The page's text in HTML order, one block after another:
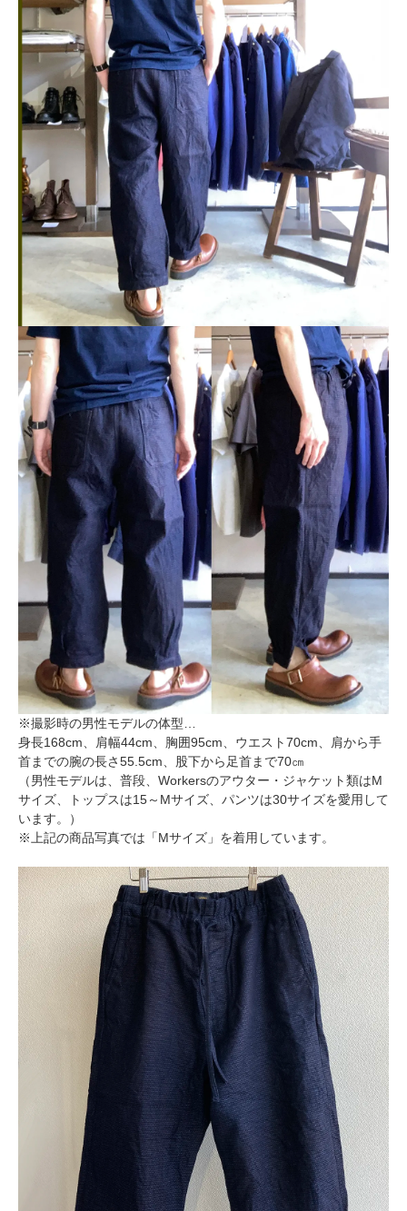
※撮影時の男性モデルの体型…
身長168cm、肩幅44cm、胸囲95cm、ウエスト70cm、肩から手
首までの腕の長さ55.5cm、股下から足首まで70㎝
（男性モデルは、普段、Workersのアウター・ジャケット類はM
サイズ、トップスは15～Mサイズ、パンツは30サイズを愛用して
います。）
※上記の商品写真では「Mサイズ」を着用しています。